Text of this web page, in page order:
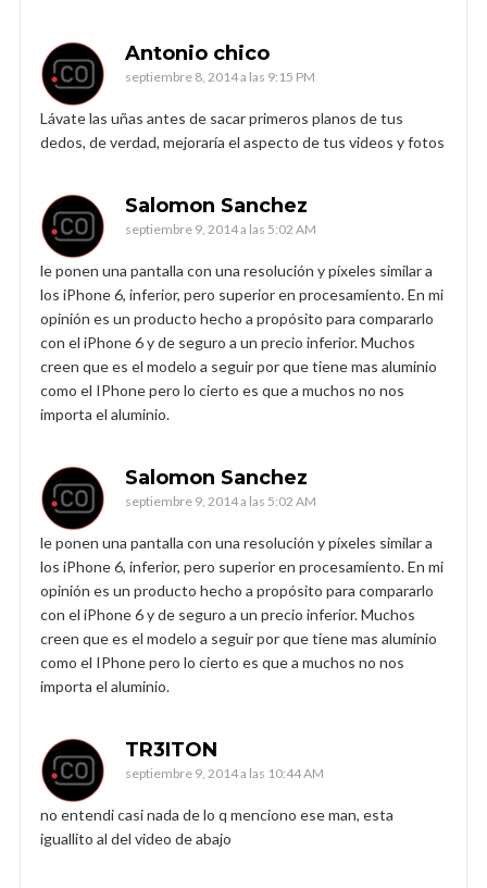
Antonio chico
septiembre 8, 2014 a las 9:15 PM
Lávate las uñas antes de sacar primeros planos de tus
dedos, de verdad, mejoraría el aspecto de tus videos y fotos
Salomon Sanchez
septiembre 9, 2014 a las 5:02 AM
le ponen una pantalla con una resolución y píxeles similar a
los iPhone 6, inferior, pero superior en procesamiento. En mi
opinión es un producto hecho a propósito para compararlo
con el iPhone 6 y de seguro a un precio inferior. Muchos
creen que es el modelo a seguir por que tiene mas aluminio
como el IPhone pero lo cierto es que a muchos no nos
importa el aluminio.
Salomon Sanchez
septiembre 9, 2014 a las 5:02 AM
le ponen una pantalla con una resolución y píxeles similar a
los iPhone 6, inferior, pero superior en procesamiento. En mi
opinión es un producto hecho a propósito para compararlo
con el iPhone 6 y de seguro a un precio inferior. Muchos
creen que es el modelo a seguir por que tiene mas aluminio
como el IPhone pero lo cierto es que a muchos no nos
importa el aluminio.
TR3ITON
septiembre 9, 2014 a las 10:44 AM
no entendi casi nada de lo q menciono ese man, esta
iguallito al del video de abajo